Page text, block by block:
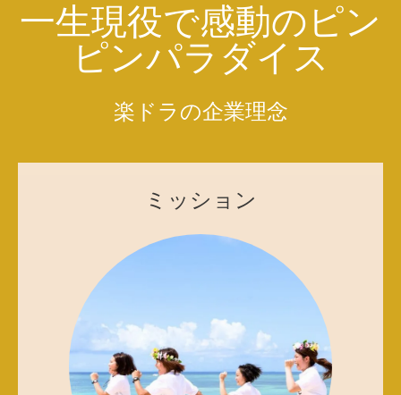
一生現役で感動のピン
ピンパラダイス
楽ドラの企業理念
ミッション